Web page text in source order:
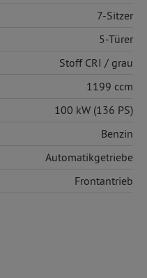
7-Sitzer
5-Türer
StoffCRI / grau
1199 ccm
100 kW (136 PS)
Benzin
Automatikgetriebe
Frontantrieb